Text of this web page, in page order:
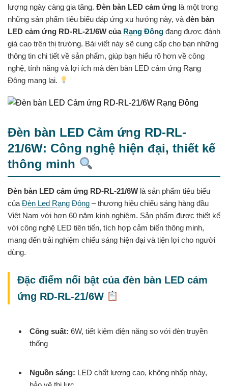
lượng ngày càng gia tăng. Đèn bàn LED cảm ứng là một trong
những sản phẩm tiêu biểu đáp ứng xu hướng này, và đèn bàn
LED cảm ứng RD-RL-21/6W của Rạng Đông đang được đánh
giá cao trên thị trường. Bài viết này sẽ cung cấp cho bạn những
thông tin chi tiết về sản phẩm, giúp bạn hiểu rõ hơn về công
nghệ, tính năng và lợi ích mà đèn bàn LED cảm ứng Rạng
Đông mang lại.
Đèn bàn LED Cảm ứng RD-RL-
21/6W: Công nghệ hiện đại, thiết kế
thông minh
Đèn bàn LED cảm ứng RD-RL-21/6W là sản phẩm tiêu biểu
của Đèn Led Rạng Đông – thương hiệu chiếu sáng hàng đầu
Việt Nam với hơn 60 năm kinh nghiệm. Sản phẩm được thiết kế
với công nghệ LED tiên tiến, tích hợp cảm biến thông minh,
mang đến trải nghiệm chiếu sáng hiện đại và tiện lợi cho người
dùng.
Đặc điểm nổi bật của đèn bàn LED cảm
ứng RD-RL-21/6W
Công suất: 6W, tiết kiệm điện năng so với đèn truyền
thống
Nguồn sáng: LED chất lượng cao, không nhấp nháy,